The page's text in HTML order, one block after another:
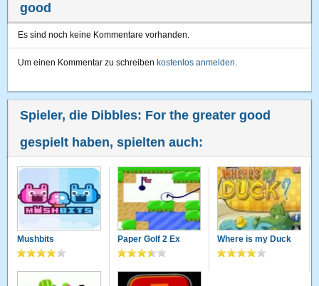
good
Es sind noch keine Kommentare vorhanden.
Um einen Kommentar zu schreiben kostenlos anmelden.
Spieler, die Dibbles: For the greater good
gespielt haben, spielten auch:
Mushbits Paper Golf 2 Ex Where is my Duck